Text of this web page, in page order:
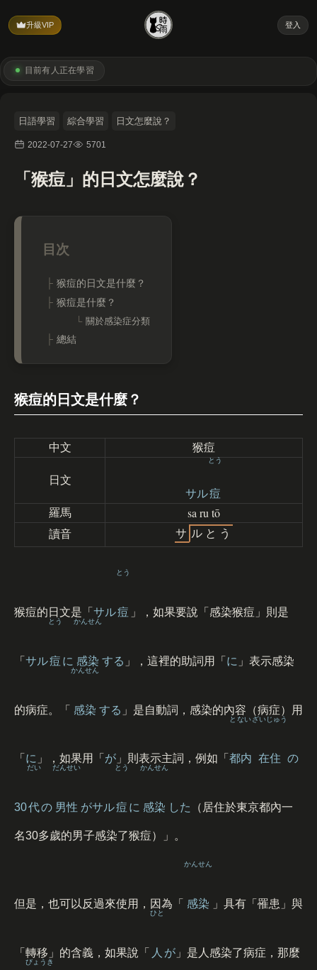
升級VIP 登入
目前有 人正在學習
日語學習 綜合學習 日文怎麼說？
2022-07-27 5701
「猴痘」的日文怎麼說？
猴痘的日文是什麼？
猴痘是什麼？
關於感染症分類
總結
猴痘的日文是什麼？
中文 猴痘
日文
サル痘
とう
羅馬 sa ru tō
讀音 サ ル と う
猴痘的日文是「 サル痘
とう
」，如果要說「感染猴痘」則是
「 サル痘
とう
に 感染
かんせん
する 」，這裡的助詞用「 に 」表示感染
的病症。「 感染
かんせん
する 」是自動詞，感染的內容（病症）用
「 に 」，如果用「 が 」則表示主詞，例如「 都内
とない
在住
ざいじゅう
の
30代
だい
の 男性
だんせい
がサル痘
とう
に 感染
かんせん
した （居住於東京都內一
名30多歲的男子感染了猴痘）」。
但是，也可以反過來使用，因為「 感染
かんせん
」具有「罹患」與
「轉移」的含義，如果說「 人
ひと
が 」是人感染了病症，那麼
びょうき